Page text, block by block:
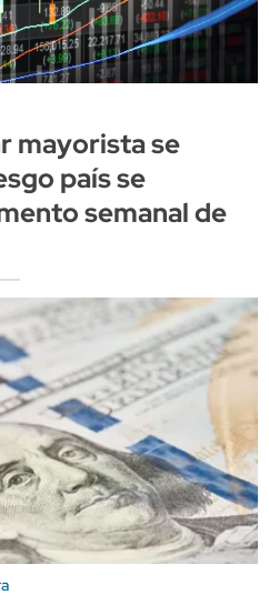
mayorista se
país se
semanal de